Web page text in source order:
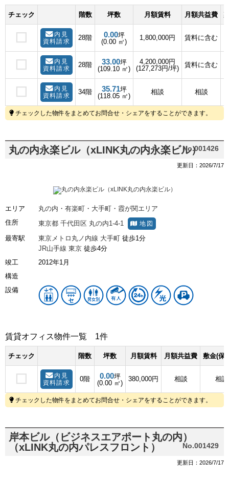
チェック 階数 坪数 月額賃料 月額共益費
内見
資料請求
28階 0.00坪
(0.00 ㎡)
1,800,000円 賃料に含む
内見
資料請求
28階 33.00坪
(109.10 ㎡)
4,200,000円
(127,273円/坪)
賃料に含む
内見
資料請求
34階 35.71坪
(118.05 ㎡)
相談 相談
チェックした物件をまとめてお問合せ・シェアをすることができます。
丸の内永楽ビル（xLINK丸の内永楽ビル）No.001426
更新日：2026/7/17
エリア
丸の内・有楽町・大手町・霞が関エリア
住所
東京都 千代田区 丸の内1-4-1 地図
最寄駅 東京メトロ丸ノ内線 大手町 徒歩1分
JR山手線 東京 徒歩4分
竣工
2012年1月
構造
設備
賃貸オフィス物件一覧 1件
チェック 階数 坪数 月額賃料 月額共益費 敷金(保
内見
資料請求
0階 0.00坪
(0.00 ㎡)
380,000円 相談 相談
チェックした物件をまとめてお問合せ・シェアをすることができます。
岸本ビル（ビジネスエアポート丸の内）
（xLINK丸の内パレスフロント）
No.001429
更新日：2026/7/17